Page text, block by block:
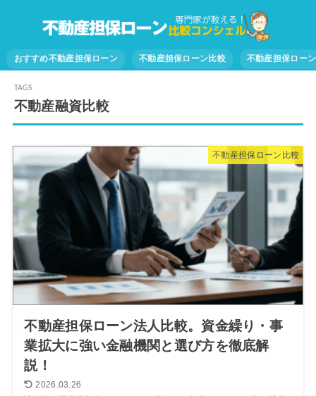
おすすめ不動産担保ローン 不動産担保ローン比較 不動産担保ロー
不動産融資比較
不動産担保ローン比較
不動産担保ローン法人比較。資金繰り・事
業拡大に強い金融機関と選び方を徹底解
説！
2026.03.26